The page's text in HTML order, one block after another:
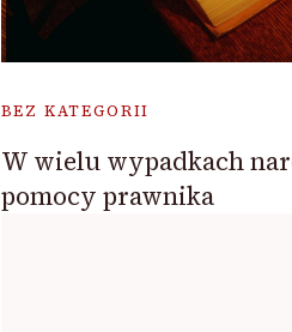
BEZ KATEGORII
W wielu wypadkach
pomocy prawnika